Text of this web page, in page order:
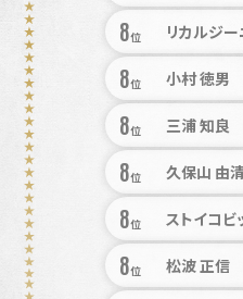
8位 リカルジー
8位 小村 徳男
8位 三浦 知良
8位 久保山 由
8位 ストイコビ
8位 松波 正信